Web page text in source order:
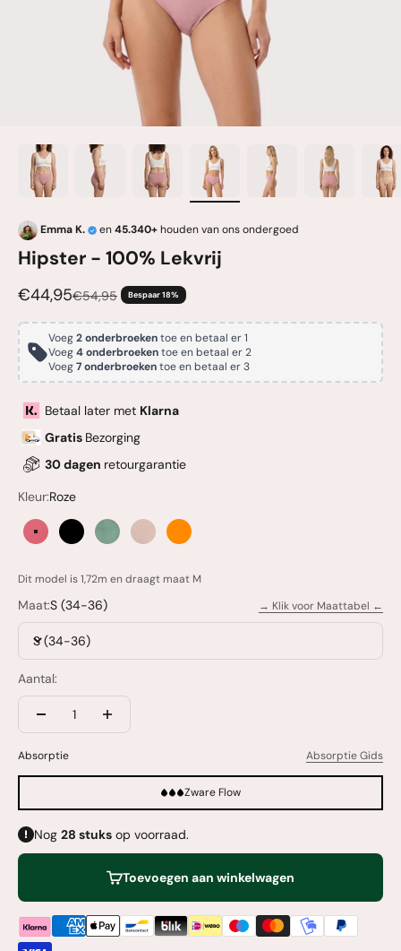
Emma K. en45.340+houden van ons ondergoed
Hipster - 100% Lekvrij
Aanbiedingsprijs
€44,95Normale prijs
€54,95 Bespaar 18%
Voeg2 onderbroekentoe en betaal er 1
Voeg4 onderbroekentoe en betaal er 2
Voeg7 onderbroekentoe en betaal er 3
Betaal later met Klarna
Gratis Bezorging
30 dagen retourgarantie
Kleur:Roze
Roze ZwartOlijfgroenAbrikoosOranje
Dit model is 1,72m en draagt maat M
Maat:S (34-36) → Klik voor Maattabel ←
S (34-36)
Aantal:
Absorptie Absorptie Gids
Zware Flow
Nog 28 stuks op voorraad.
Toevoegen aan winkelwagen